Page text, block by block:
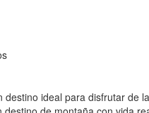
destino ideal para disfrutar de